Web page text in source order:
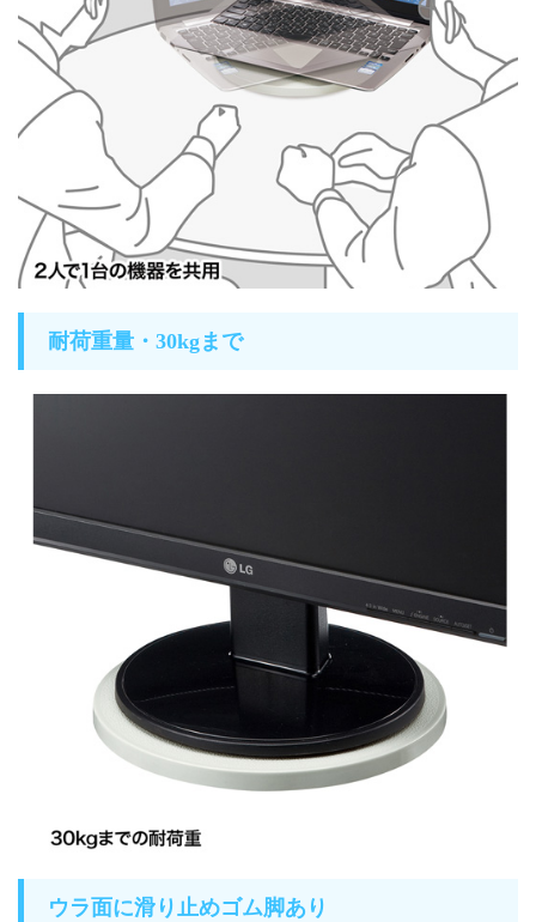
耐荷重量・30kgまで
ウラ面に滑り止めゴム脚あり